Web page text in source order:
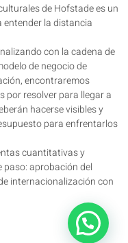
de Hofstade es un
entender la distancia
con la cadena de
de negocio de
encontraremos
por resolver para llegar a
hacerse visibles y
para enfrentarlos
cuantitativas y
aprobación del
internacionalización con